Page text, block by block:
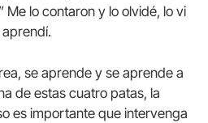
Me lo contaron y lo olvidé, lo vi
se aprende y se aprende a
de estas cuatro patas, la
es importante que intervenga